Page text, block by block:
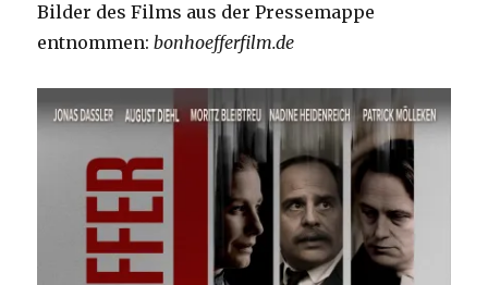
Bilder des Films aus der Pressemappe
entnommen:bonhoefferfilm.de